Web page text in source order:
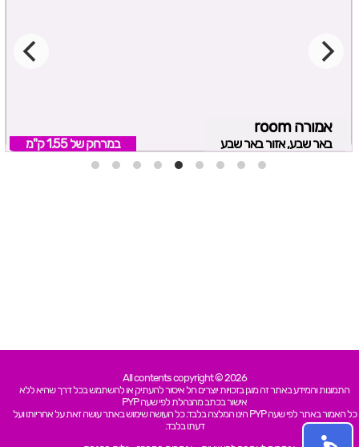
אמורה room
באר שבע, אזור באר שבע במרחק של 1.55 ק"מ
All contents copyright © 2026
התמונות והמידע באתר זה מוגן בזכויות יוצרים חל איסור להעתיק או להשתמש בכל דרך שהיא ללא
אישור בכתב מהנהלת לפי שעה PYP
כל האמור באתר לפי שעה PYP הינו המלצה בלבד. כל העושה שימוש באתר עושה זאת על אחריותו ועל
דעתו בלבד.